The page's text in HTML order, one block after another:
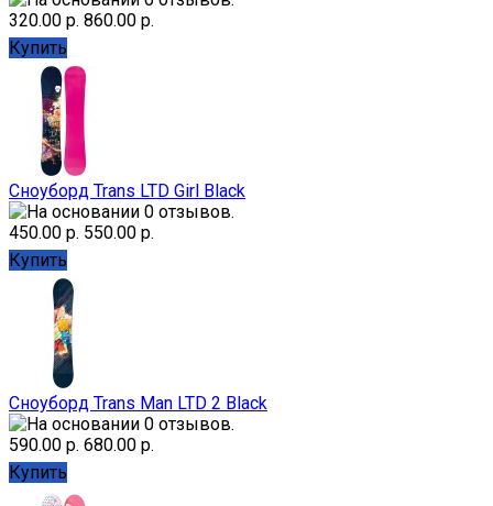
320.00 р. 860.00 р.
Купить
Сноуборд Trans LTD Girl Black
450.00 р. 550.00 р.
Купить
Сноуборд Trans Man LTD 2 Black
590.00 р. 680.00 р.
Купить